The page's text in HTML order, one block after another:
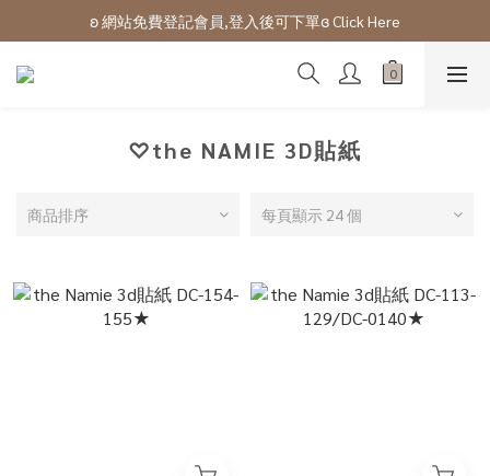
ʚ 網站免費登記會員,登入後可下單ɞ Click Here
ʚ 網站免費登記會員,登入後可下單ɞ Click Here
ʚ網站及門市購物滿$100以上會有購物金回贈ɞ
♡the NAMIE 3D貼紙
商品排序 每頁顯示 24 個